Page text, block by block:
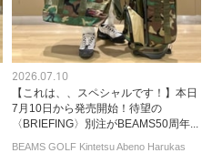
2026.07.10
【これは、、スペシャルです！】本日
7月10日から発売開始！待望の
〈BRIEFING〉別注がBEAMS50周年...
BEAMS GOLF Kintetsu Abeno Harukas